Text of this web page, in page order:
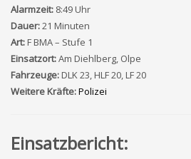
Alarmzeit: 8:49 Uhr
Dauer:21 Minuten
Art:F BMA – Stufe 1
Einsatzort:Am Diehlberg, Olpe
Fahrzeuge:DLK 23, HLF 20, LF 20
Weitere Kräfte:Polizei
Einsatzbericht: